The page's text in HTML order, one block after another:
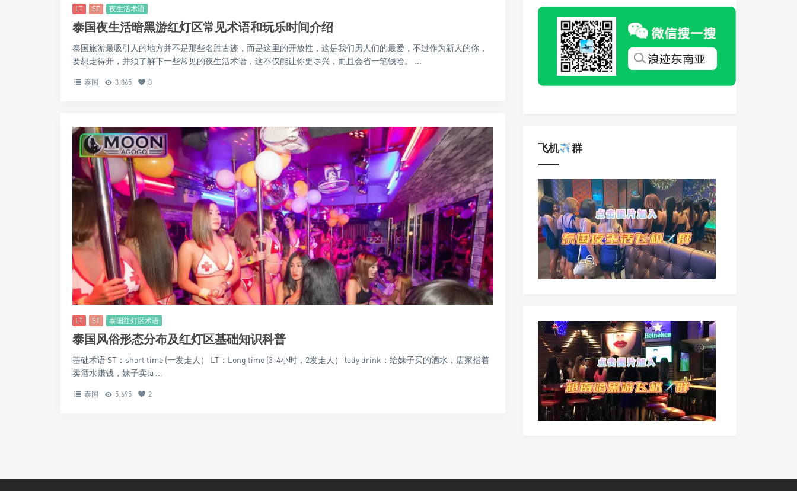
LT ST 夜生活术语
泰国夜生活暗黑游红灯区常见术语和玩乐时间介绍
泰国旅游最吸引人的地方并不是那些名胜古迹，而是这里的开放性，这是我们男人们的最爱，不过作为新人的你，
要想走得开，并须了解下一些常见的夜生活术语，这不仅能让你更尽兴，而且会省一笔钱哈。 ...
泰国 3,865 0
LT ST 泰国红灯区术语
泰国风俗形态分布及红灯区基础知识科普
基础术语 ST：short time (一发走人） LT：Long time (3-4小时，2发走人） lady drink：给妹子买的酒水，店家指着
卖酒水赚钱，妹子卖la ...
泰国 5,695 2
飞机 群